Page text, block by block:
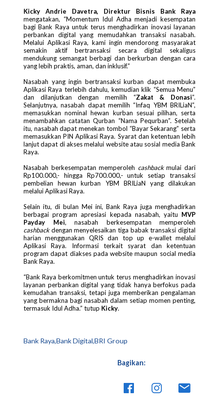
Kicky Andrie Davetra, Direktur Bisnis Bank Raya
mengatakan, “Momentum Idul Adha menjadi kesempatan
bagi Bank Raya untuk terus menghadirkan inovasi layanan
perbankan digital yang memudahkan transaksi nasabah.
Melalui Aplikasi Raya, kami ingin mendorong masyarakat
semakin aktif bertransaksi secara digital sekaligus
mendukung semangat berbagi dan berkurban dengan cara
yang lebih praktis, aman, dan inklusif.”
Nasabah yang ingin bertransaksi kurban dapat membuka
Aplikasi Raya terlebih dahulu, kemudian klik “Semua Menu”
dan dilanjutkan dengan memilih “Zakat & Donasi”.
Selanjutnya, nasabah dapat memilih “Infaq YBM BRILiaN”,
memasukkan nominal hewan kurban sesuai pilihan, serta
menambahkan catatan Qurban “Nama Pequrban”. Setelah
itu, nasabah dapat menekan tombol “Bayar Sekarang” serta
memasukkan PIN Aplikasi Raya. Syarat dan ketentuan lebih
lanjut dapat di akses melalui website atau sosial media Bank
Raya.
Nasabah berkesempatan memperoleh cashbackmulai dari
Rp100.000,- hingga Rp700.000,- untuk setiap transaksi
pembelian hewan kurban YBM BRILiaN yang dilakukan
melalui Aplikasi Raya.
Selain itu, di bulan Mei ini, Bank Raya juga menghadirkan
berbagai program apresiasi kepada nasabah, yaitu MVP
Payday Mei, nasabah berkesempatan memperoleh
cashbackdengan menyelesaikan tiga babak transaksi digital
harian menggunakan QRIS dan top up e-wallet melalui
Aplikasi Raya. Informasi terkait syarat dan ketentuan
program dapat diakses pada website maupun social media
Bank Raya.
“Bank Raya berkomitmen untuk terus menghadirkan inovasi
layanan perbankan digital yang tidak hanya berfokus pada
kemudahan transaksi, tetapi juga memberikan pengalaman
yang bermakna bagi nasabah dalam setiap momen penting,
termasuk Idul Adha.” tutup Kicky.
Bank Raya,Bank Digital,BRI Group
Bagikan: